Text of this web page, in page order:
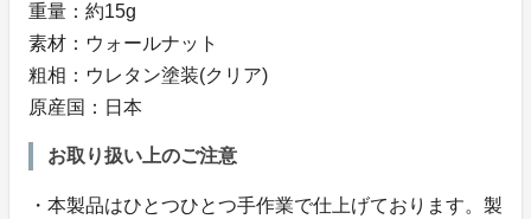
重量：約15g
素材：ウォールナット
粗相：ウレタン塗装(クリア)
原産国：日本
お取り扱い上のご注意
・本製品はひとつひとつ手作業で仕上げております。製